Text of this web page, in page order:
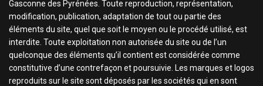
Gasconne des Pyrénées. Toute reproduction, représentation,
modification, publication, adaptation de tout ou partie des
éléments du site, quel que soit le moyen ou le procédé utilisé, est
interdite. Toute exploitation non autorisée du site ou de l’un
quelconque des éléments qu’il contient est considérée comme
constitutive d’une contrefaçon et poursuivie. Les marques et logos
reproduits sur le site sont déposés par les sociétés qui en sont